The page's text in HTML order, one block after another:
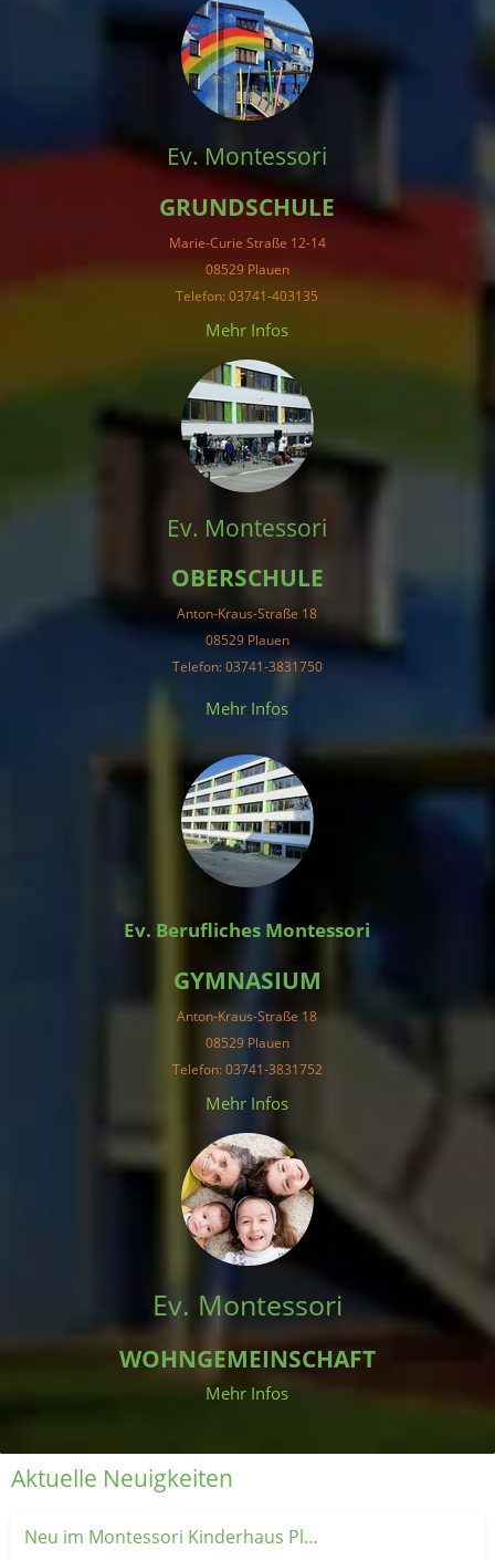
Ev. Montessori
GRUNDSCHULE
Marie-Curie Straße 12-14
08529 Plauen
Telefon: 03741-403135
Mehr Infos
Ev. Montessori
OBERSCHULE
Anton-Kraus-Straße 18
08529 Plauen
Telefon: 03741-3831750
Mehr Infos
Ev. Berufliches Montessori
GYMNASIUM
Anton-Kraus-Straße 18
08529 Plauen
Telefon: 03741-3831752
Mehr Infos
Ev. Montessori
WOHNGEMEINSCHAFT
Mehr Infos
Aktuelle Neuigkeiten
Neu im Montessori Kinderhaus Plauen: Unsere Krabbelgruppe 👶💚